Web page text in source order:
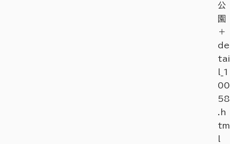
公
園
＋
de
tai
l_1
00
58
.h
tm